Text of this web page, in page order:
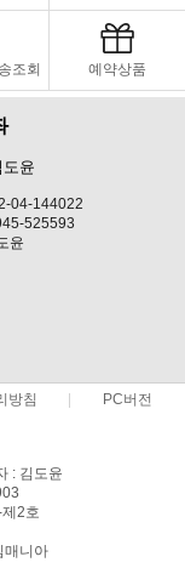
조회 예약상품
윤
04-144022
525593
윤
방침 PC버전
: 김도윤
2호
매니아